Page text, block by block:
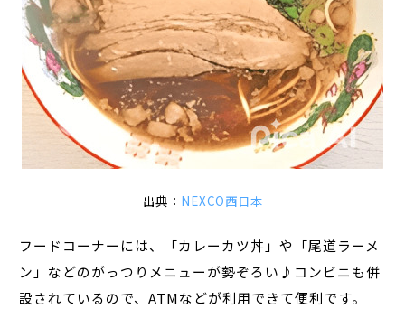
出典： NEXCO西日本
フードコーナーには、「カレーカツ丼」や「尾道ラーメ
ン」などのがっつりメニューが勢ぞろい♪コンビニも併
設されているので、ATMなどが利用できて便利です。